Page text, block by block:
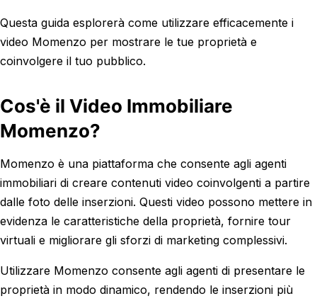
Questa guida esplorerà come utilizzare efficacemente i
video Momenzo per mostrare le tue proprietà e
coinvolgere il tuo pubblico.
Cos'è il Video Immobiliare
Momenzo?
Momenzo è una piattaforma che consente agli agenti
immobiliari di creare contenuti video coinvolgenti a partire
dalle foto delle inserzioni. Questi video possono mettere in
evidenza le caratteristiche della proprietà, fornire tour
virtuali e migliorare gli sforzi di marketing complessivi.
Utilizzare Momenzo consente agli agenti di presentare le
proprietà in modo dinamico, rendendo le inserzioni più